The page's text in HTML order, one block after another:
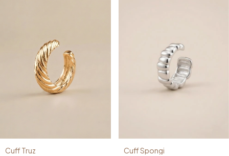
Cuff Truz Cuff Spongi